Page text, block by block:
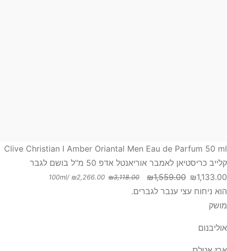
Clive Christian I Amber Oriantal Men Eau de Parfum 50 ml
קלייב כריסטיאן לאמבר אוריאנטל אדפ 50 מ"ל בושם לגבר
₪1,559.00
המחיר
המקורי
היה:
₪1,559.00.
₪1,133.00
המחיר
הנוכחי
הוא:
₪1,133.00.
₪3,118.00
₪2,266.00
/100ml
הוא ניחוח עצי ענבר לגברים.
מושק
אוליבנום